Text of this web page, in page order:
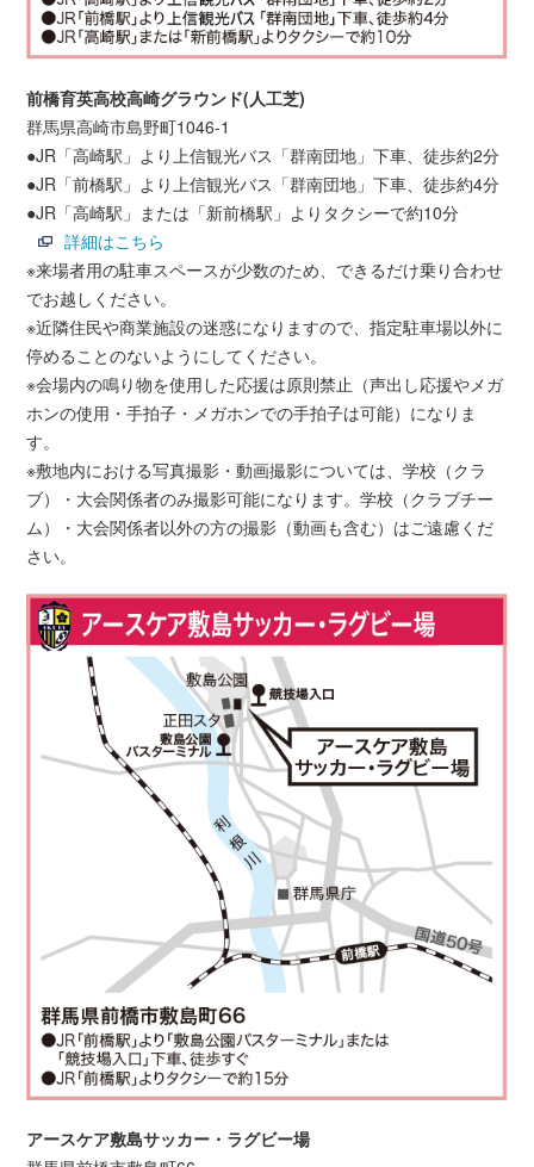
前橋育英高校高崎グラウンド(人工芝)
群馬県高崎市島野町1046-1
●JR「高崎駅」より上信観光バス「群南団地」下車、徒歩約2分
●JR「前橋駅」より上信観光バス「群南団地」下車、徒歩約4分
●JR「高崎駅」または「新前橋駅」よりタクシーで約10分
詳細はこちら
※来場者用の駐車スペースが少数のため、できるだけ乗り合わせ
でお越しください。
※近隣住民や商業施設の迷惑になりますので、指定駐車場以外に
停めることのないようにしてください。
※会場内の鳴り物を使用した応援は原則禁止（声出し応援やメガ
ホンの使用・手拍子・メガホンでの手拍子は可能）になりま
す。
※敷地内における写真撮影・動画撮影については、学校（クラ
ブ）・大会関係者のみ撮影可能になります。学校（クラブチー
ム）・大会関係者以外の方の撮影（動画も含む）はご遠慮くだ
さい。
アースケア敷島サッカー・ラグビー場